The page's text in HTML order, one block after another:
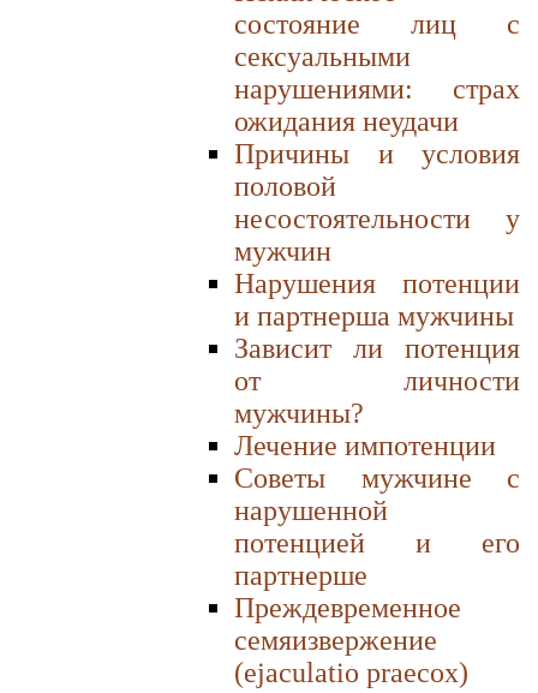
состояние лиц с
сексуальными
нарушениями: страх
ожидания неудачи
Причины и условия
половой
несостоятельности у
мужчин
Нарушения потенции
и партнерша мужчины
Зависит ли потенция
от личности
мужчины?
Лечение импотенции
Советы мужчине с
нарушенной
потенцией и его
партнерше
Преждевременное
семяизвержение
(ejaculatio praecox)